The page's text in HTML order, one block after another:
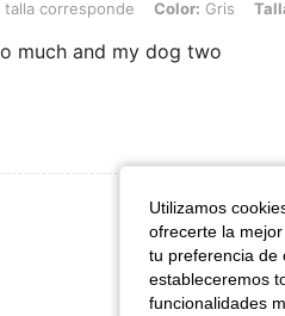
corresponde, Color: Gris, Talla: XL
talla corresponde Color: Gris
much and my dog two
Ver Más
Utilizamos
ofrecerte la
tu preferencia de
estableceremos
funcionalidades